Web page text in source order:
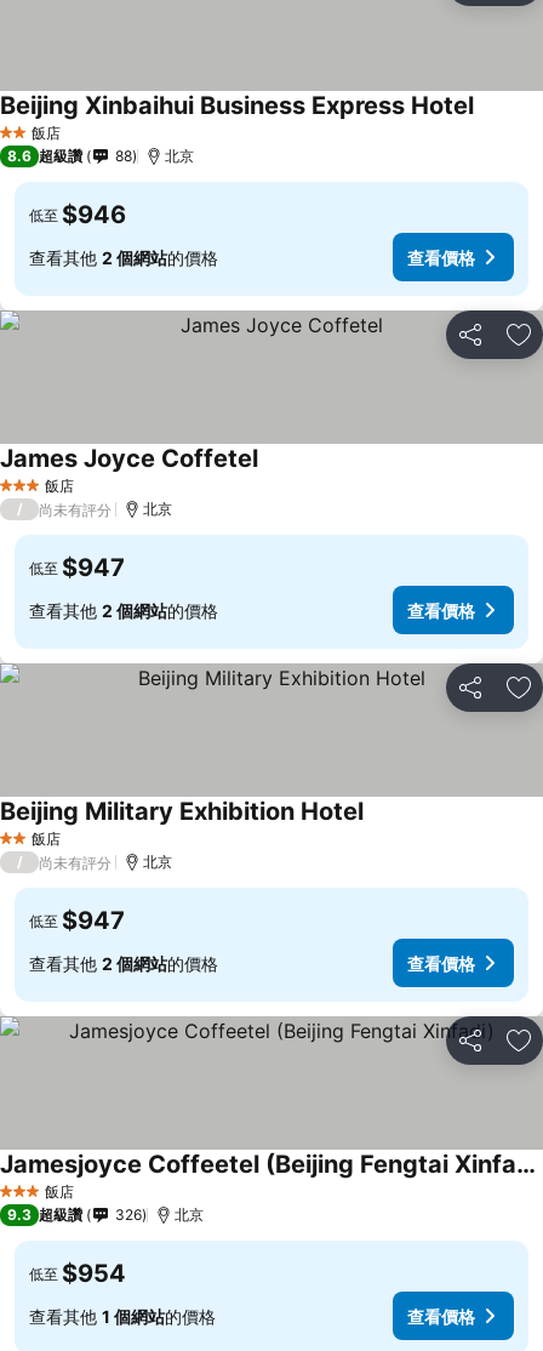
2 星級飯店
Beijing Xinbaihui Business Express Hotel
8.6 超級讚 88 北京
低至 $946
查看其他 2 個網站的價格 查看價格
分享 加
3 星級 飯店
James Joyce Coffetel
/ 尚未有評分 北京
低至 $947
查看其他 2 個網站的價格 查看價格
分享 加
2 星級飯店
Beijing Military Exhibition Hotel
/ 尚未有評分 北京
低至 $947
查看其他 2 個網站的價格 查看價格
分享 加
3 星級 飯店
Jamesjoyce Coffeetel (Beijing Fengtai Xinfadi)
9.3 超級讚 326 北京
低至 $954
查看其他 1 個網站的價格 查看價格